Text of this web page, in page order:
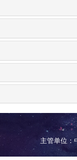
主管单位：